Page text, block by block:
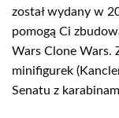
został wydany w
pomogą Ci
Wars Clone Wars.
minifigurek
Senatu z